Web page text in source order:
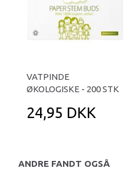
VATPINDE
ØKOLOGISKE - 200 STK
24,95 DKK
ANDRE FANDT OGSÅ